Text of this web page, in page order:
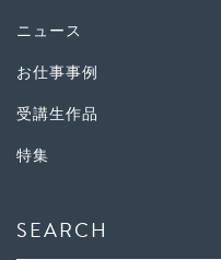
ニュース
お仕事事例
受講生作品
特集
SEARCH